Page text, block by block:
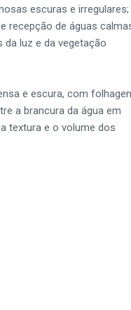
escuras e irregulares;
recepção de águas
luz e da vegetação
e escura, com
a brancura da água em
textura e o volume dos